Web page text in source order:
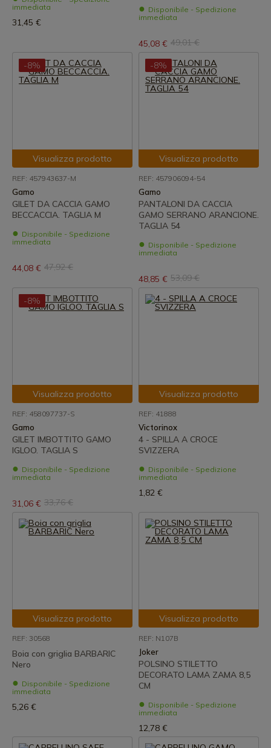
immediata
31,45 €
Disponibile - Spedizione
immediata
45,08 € 49,01 €
-8%
Visualizza prodotto
REF: 457943637-M
Gamo
GILET DA CACCIA GAMO
BECCACCIA. TAGLIA M
Disponibile - Spedizione
immediata
44,08 € 47,92 €
-8%
Visualizza prodotto
REF: 457906094-54
Gamo
PANTALONI DA CACCIA
GAMO SERRANO ARANCIONE.
TAGLIA 54
Disponibile - Spedizione
immediata
48,85 € 53,09 €
-8%
Visualizza prodotto
REF: 458097737-S
Gamo
GILET IMBOTTITO GAMO
IGLOO. TAGLIA S
Disponibile - Spedizione
immediata
31,06 € 33,76 €
Visualizza prodotto
REF: 41888
Victorinox
4 - SPILLA A CROCE
SVIZZERA
Disponibile - Spedizione
immediata
1,82 €
Visualizza prodotto
REF: 30568
Boia con griglia BARBARIC
Nero
Disponibile - Spedizione
immediata
5,26 €
Visualizza prodotto
REF: N107B
Joker
POLSINO STILETTO
DECORATO LAMA ZAMA 8,5
CM
Disponibile - Spedizione
immediata
12,78 €